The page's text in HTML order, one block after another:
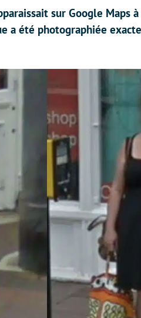
sur Google Maps
a été photographiée